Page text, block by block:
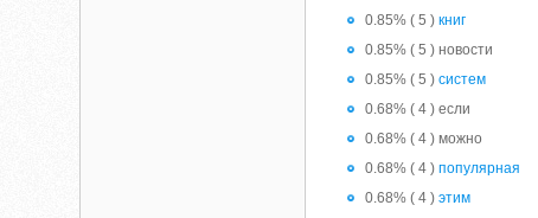
0.85% ( 5 )книг
0.85% ( 5 ) новости
0.85% ( 5 )систем
0.68% ( 4 ) если
0.68% ( 4 ) можно
0.68% ( 4 )популярная
0.68% ( 4 )этим